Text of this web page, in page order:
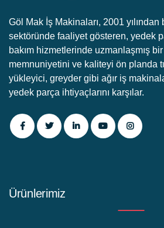
Göl Mak İş Makinaları, 2001
sektöründe faaliyet gösteren, yedek
bakım hizmetlerinde uzmanlaşmış
memnuniyetini ve kaliteyi ön planda
yükleyici, greyder gibi ağır iş
yedek parça ihtiyaçlarını karşılar.
Ürünlerimiz